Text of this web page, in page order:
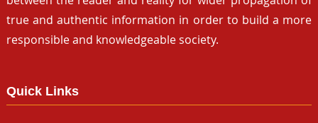
true and authentic information in order to build a more
responsible and knowledgeable society.
Quick Links